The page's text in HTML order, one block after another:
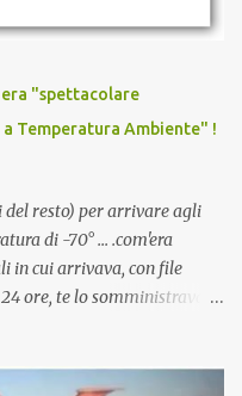
un vaccino che minacci le
sussistenza, il lavoro o la
che permettesse a un
Dopo tutti i vaccini
era "spettacolare
a Temperatura Ambiente" !
del resto) per arrivare agli
di -70° ... .com'era
in cui arrivava, con file
ore, te lo somministravano
Ghiacciato, ma